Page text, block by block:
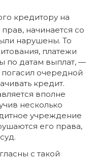
кредитору на
начинается со
нарушены. То
платежи
по датам выплат, —
очередной
кредит.
вполне
несколько
учреждение
его права,
с такой